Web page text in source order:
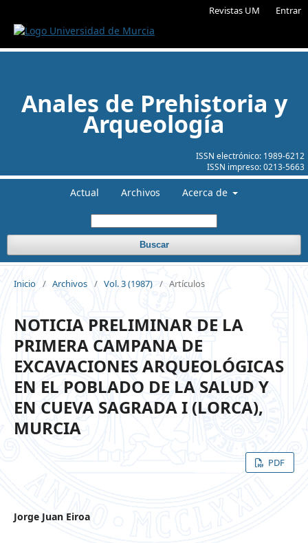
Revistas UM Entrar
ISSN electrónico: 1989-6212
ISSN impreso:0213-5663
Anales de Prehistoria y
Arqueología
Actual Archivos Acerca de
Buscar
Inicio / Archivos / Vol. 3 (1987) / Artículos
NOTICIA PRELIMINAR DE LA
PRIMERA CAMPANA DE
EXCAVACIONES ARQUEOLÓGICAS
EN EL POBLADO DE LA SALUD Y
EN CUEVA SAGRADA I (LORCA),
MURCIA
PDF
Jorge Juan Eiroa